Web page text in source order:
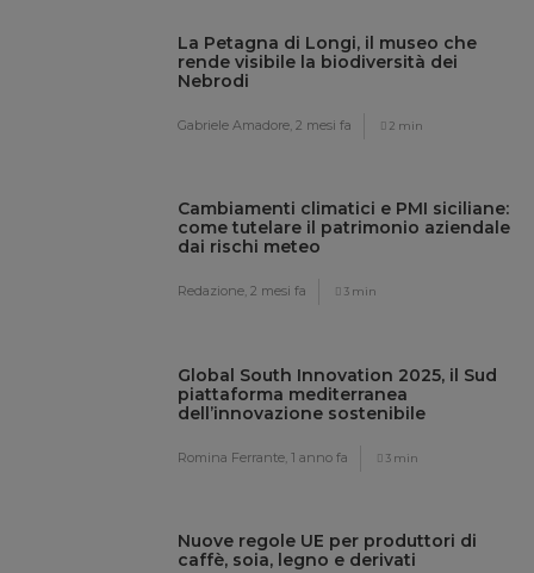
La Petagna di Longi, il museo che
rende visibile la biodiversità dei
Nebrodi
Gabriele Amadore,2 mesi fa 2 min
Cambiamenti climatici e PMI siciliane:
come tutelare il patrimonio aziendale
dai rischi meteo
Redazione,2 mesi fa 3 min
Global South Innovation 2025, il Sud
piattaforma mediterranea
dell’innovazione sostenibile
Romina Ferrante,1 anno fa 3 min
Nuove regole UE per produttori di
caffè, soia, legno e derivati